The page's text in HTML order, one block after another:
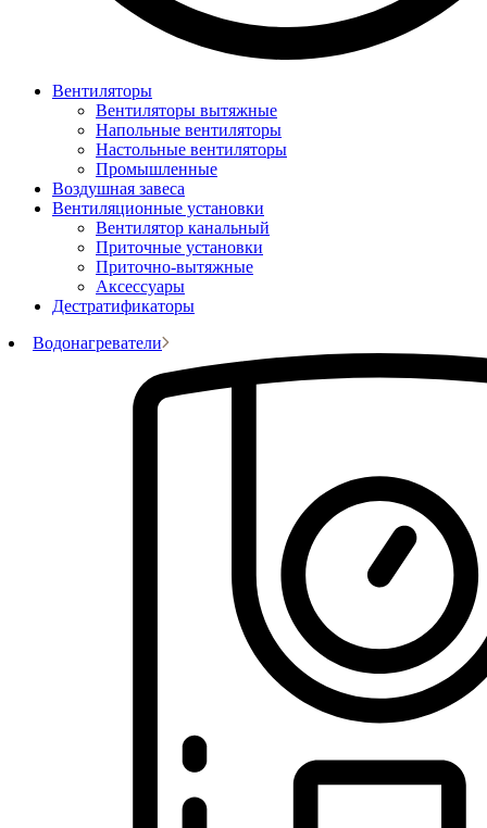
Вентиляторы
Вентиляторы вытяжные
Напольные вентиляторы
Настольные вентиляторы
Промышленные
Воздушная завеса
Вентиляционные установки
Вентилятор канальный
Приточные установки
Приточно-вытяжные
Аксессуары
Дестратификаторы
Водонагреватели